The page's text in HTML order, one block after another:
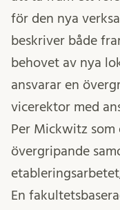
för den nya
beskriver både
behovet av nya
ansvarar en
vicerektor med
Per Mickwitz
övergripande
En